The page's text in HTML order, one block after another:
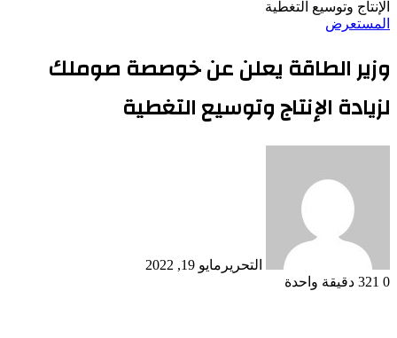
الإنتاج وتوسيع التغطية
المستعرض
وزير الطاقة يعلن عن خوصصة صوملك
لزيادة الإنتاج وتوسيع التغطية
التحرير مايو 19, 2022
0
دقيقة واحدة